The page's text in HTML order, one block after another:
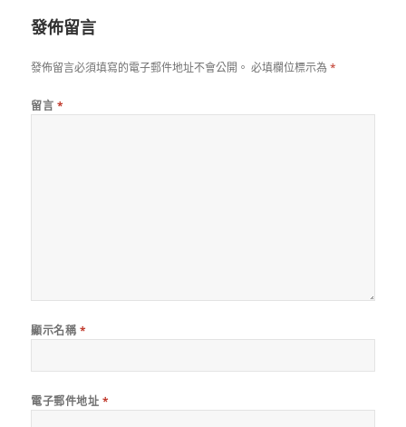
發佈留言
發佈留言必須填寫的電子郵件地址不會公開。 必填欄位標示為*
留言 *
顯示名稱 *
電子郵件地址 *